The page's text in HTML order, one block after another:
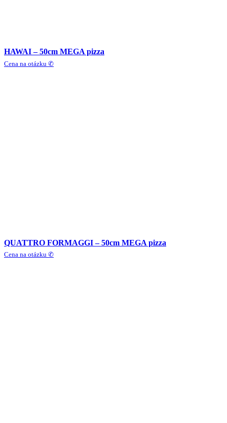
HAWAI – 50cm MEGA pizza
Cena na otázku ✆
QUATTRO FORMAGGI – 50cm MEGA pizza
Cena na otázku ✆